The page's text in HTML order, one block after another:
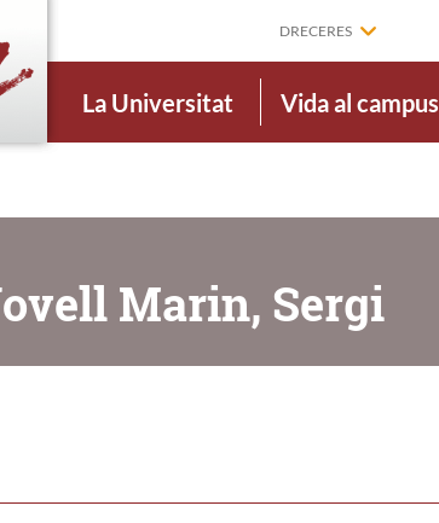
DRECERES
La Universitat Vida al campus
Marin, Sergi